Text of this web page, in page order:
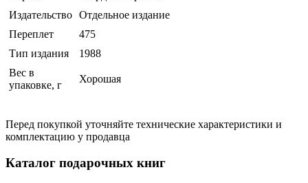
Издательство Отдельное издание
Переплет
475
Тип издания
1988
Вес в
упаковке, г
Хорошая
Перед покупкой уточняйте технические характеристики и
комплектацию у продавца
Каталог подарочных книг